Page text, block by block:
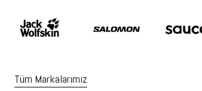
Tüm Markalarımız